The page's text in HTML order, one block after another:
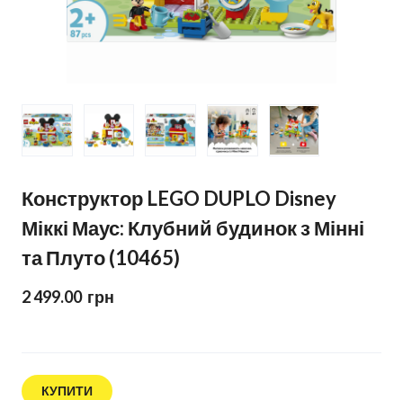
Конструктор LEGO DUPLO Disney
Міккі Маус: Клубний будинок з Мінні
та Плуто (10465)
2 499.00  грн
КУПИТИ